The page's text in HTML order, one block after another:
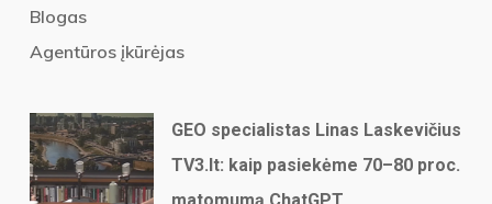
Blogas
Agentūros įkūrėjas
GEO specialistas Linas Laskevičius
TV3.lt: kaip pasiekėme 70–80 proc.
matomumą ChatGPT